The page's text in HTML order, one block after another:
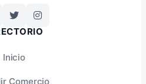
Inicio
Comercio